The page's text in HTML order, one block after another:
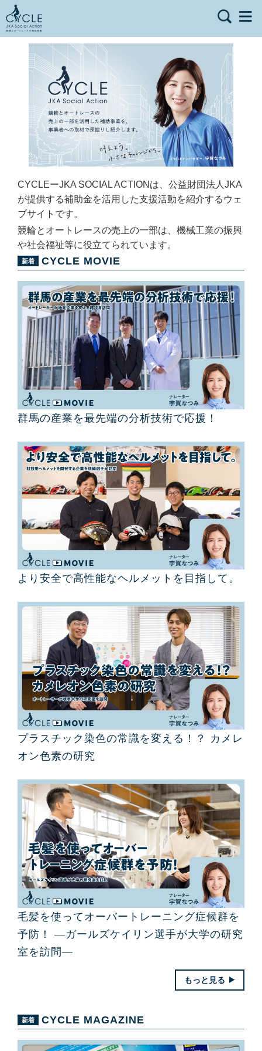
CYCLEーJKA SOCIAL ACTIONは、公益財団法人JKA
が提供する補助金を活用した支援活動を紹介するウェ
ブサイトです。
競輪とオートレースの売上の一部は、機械工業の振興
や社会福祉等に役立てられています。
CYCLE MOVIE
群馬の産業を最先端の分析技術で応援！
より安全で高性能なヘルメットを目指して。
プラスチック染色の常識を変える！？ カメレ
オン色素の研究
毛髪を使ってオーバートレーニング症候群を
予防！ ―ガールズケイリン選手が大学の研究
室を訪問―
もっと見る
CYCLE MAGAZINE